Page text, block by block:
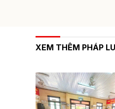
XEM THÊM PHÁP